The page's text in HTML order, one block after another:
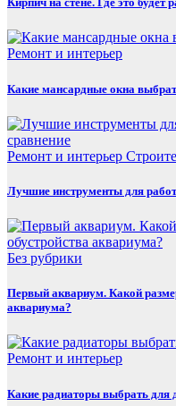
Ремонт и интерьер
Какие мансардные окна
Ремонт и интерьер
Лучшие инструменты для
Без рубрики
Первый аквариум. Какой
аквариума?
Ремонт и интерьер
Какие радиаторы выбрать для